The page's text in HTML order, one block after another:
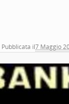
Pubblicata il7 Maggio